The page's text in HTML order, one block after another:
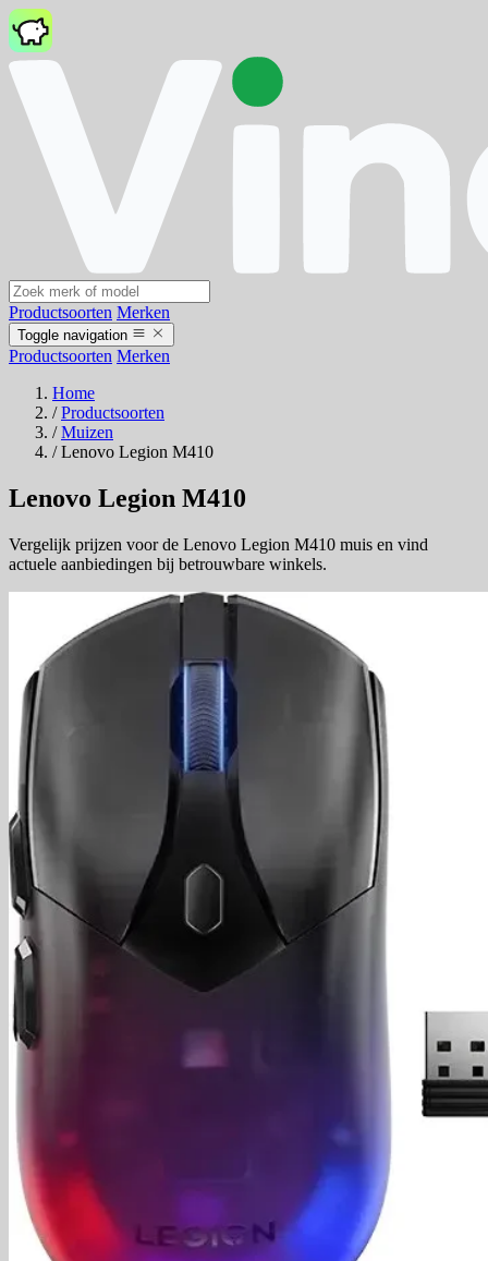
Productsoorten Merken
Toggle navigation
Productsoorten Merken
Home
/ Productsoorten
/ Muizen
/ Lenovo Legion M410
Lenovo Legion M410
Vergelijk prijzen voor de Lenovo Legion M410 muis en vind
actuele aanbiedingen bij betrouwbare winkels.